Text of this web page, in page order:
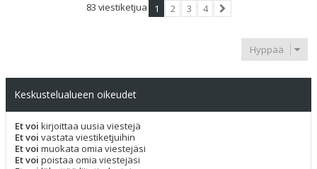
83 viestiketjua
1 2 3
4
Hyppää
Keskustelualueen oikeudet
Et voi kirjoittaa uusia viestejä
Et voi vastata viestiketjuihin
Et voi muokata omia viestejäsi
Et voi poistaa omia viestejäsi